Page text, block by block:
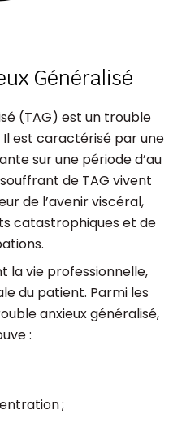
Généralisé
(TAG) est un trouble
est caractérisé par une
sur une période d’au
de TAG vivent
de l’avenir viscéral,
catastrophiques et de
la vie professionnelle,
du patient. Parmi les
anxieux généralisé,
:
;